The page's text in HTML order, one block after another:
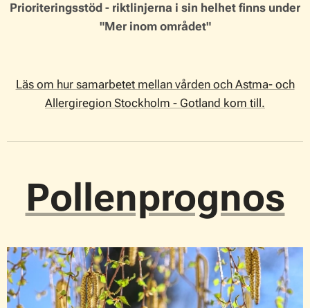
Prioriteringsstöd - riktlinjerna i sin helhet finns under
"Mer inom området"
Läs om hur samarbetet mellan vården och Astma- och
Allergiregion Stockholm - Gotland kom till.
Pollenprognos